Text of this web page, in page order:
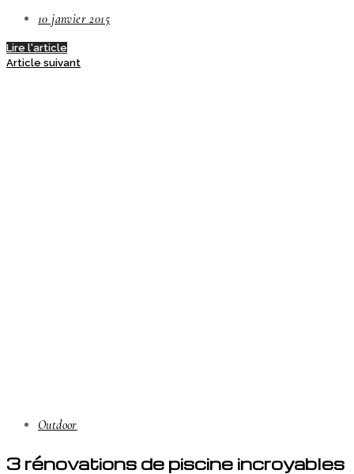
10 janvier 2015
Lire l'article
Article suivant
Outdoor
3 rénovations de piscine incroyables